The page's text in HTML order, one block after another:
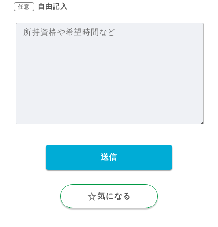
任意 自由記入
気になる